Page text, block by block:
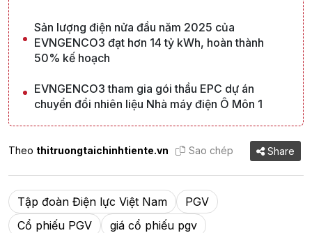
Sản lượng điện nửa đầu năm 2025 của
EVNGENCO3 đạt hơn 14 tỷ kWh, hoàn thành
50% kế hoạch
EVNGENCO3 tham gia gói thầu EPC dự án
chuyển đổi nhiên liệu Nhà máy điện Ô Môn 1
Theo thitruongtaichinhtiente.vn Sao chép Share
Tập đoàn Điện lực Việt Nam
PGV
Cổ phiếu PGV
giá cổ phiếu pgv